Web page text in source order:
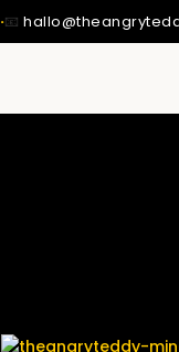
·📧